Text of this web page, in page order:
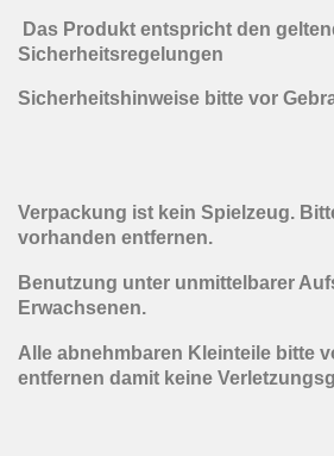
Das Produkt entspricht den
Sicherheitsregelungen
Sicherheitshinweise bitte vor
Verpackung ist kein Spielzeug.
vorhanden entfernen.
Benutzung unter unmittelbarer
Erwachsenen.
Alle abnehmbaren Kleinteile bitte
entfernen damit keine